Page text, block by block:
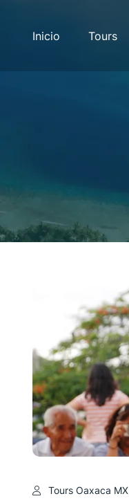
Inicio Tours
Tours Oaxaca MX